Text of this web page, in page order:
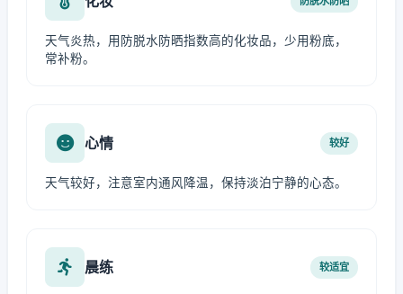
天气炎热，用防脱水防晒指数高的化妆品，少用粉底，
常补粉。
心情 较好
天气较好，注意室内通风降温，保持淡泊宁静的心态。
晨练 较适宜